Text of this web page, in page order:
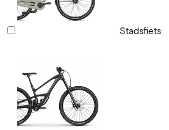
Stadsfiets